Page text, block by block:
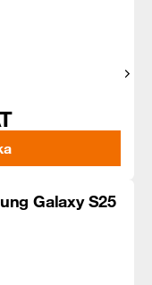
Galaxy S25